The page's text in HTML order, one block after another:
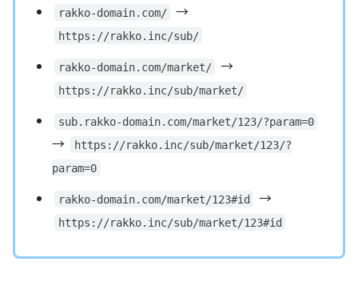
rakko-domain.com/ →
https://rakko.inc/sub/
rakko-domain.com/market/ →
https://rakko.inc/sub/market/
sub.rakko-domain.com/market/123/?param=0
→
https://rakko.inc/sub/market/123/?
param=0
rakko-domain.com/market/123#id →
https://rakko.inc/sub/market/123#id